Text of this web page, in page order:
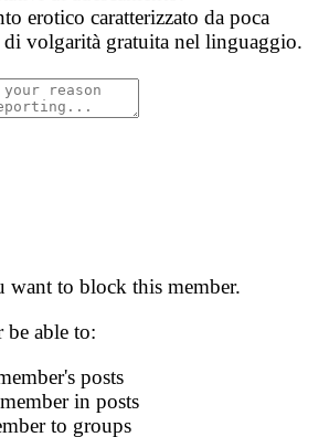
erotico caratterizzato da poca
di volgarità gratuita nel linguaggio.
want to block this member.
able to:
posts
in posts
to groups